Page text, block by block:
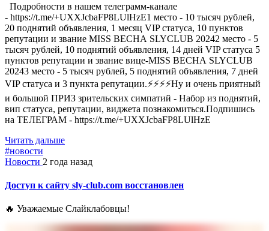
Подробности в нашем телеграмм-канале
- https://t.me/+UXXJcbaFP8LUlHzE1 место - 10 тысяч рублей,
20 поднятий объявления, 1 месяц VIP статуса, 10 пунктов
репутации и звание MISS ВЕСНА SLYCLUB 20242 место - 5
тысяч рублей, 10 поднятий объявления, 14 дней VIP статуса 5
пунктов репутации и звание вице-MISS ВЕСНА SLYCLUB
20243 место - 5 тысяч рублей, 5 поднятий объявления, 7 дней
VIP статуса и 3 пункта репутации.⚡️⚡️⚡️⚡️Ну и очень приятный
и большой ПРИЗ зрительских симпатий - Набор из поднятий,
вип статуса, репутации, виджета познакомиться.Подпишись
на ТЕЛЕГРАМ - https://t.me/+UXXJcbaFP8LUlHzE
Читать дальше
#новости
Новости 2 года назад
Доступ к сайту sly-club.com восстановлен
🔥 Уважаемые Слайклабовцы!